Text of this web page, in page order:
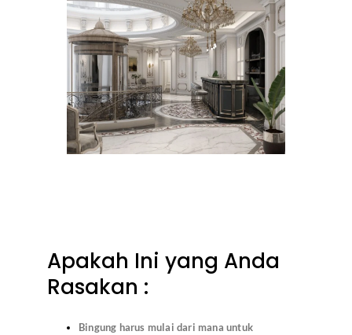
Apakah Ini yang Anda
Rasakan :
Bingung harus mulai dari mana untuk